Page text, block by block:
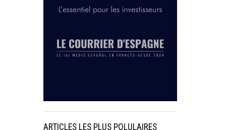
ARTICLES LES PLUS POLULAIRES